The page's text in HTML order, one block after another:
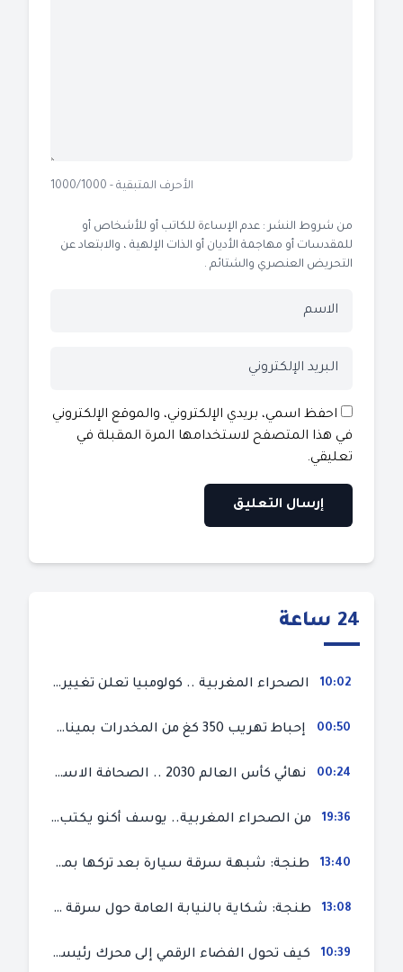
الأحرف المتبقية - 1000/1000
من شروط النشر : عدم الإساءة للكاتب أو للأشخاص أو
للمقدسات أو مهاجمة الأديان أو الذات الإلهية ، والابتعاد عن
التحريض العنصري والشتائم .
احفظ اسمي، بريدي الإلكتروني، والموقع الإلكتروني
في هذا المتصفح لاستخدامها المرة المقبلة في
تعليقي.
24 ساعة
10:02 الصحراء المغربية .. كولومبيا تعلن تغييرا في موقفها وتعترف بسيادة المغرب على صحرائه
00:50 إحباط تهريب 350 كغ من المخدرات بميناء طنجة المتوسط
00:24 نهائي كأس العالم 2030 .. الصحافة الاسبانية قلقة من حسم الملف لصالح المغرب و”تتهم رئيس الفيفا”
19:36 من الصحراء المغربية.. يوسف أكنو يكتب عن أزمة سبتة المحتلة ويؤكد ان الهجرة السرية ليست حلا وبناء الوطن هو الخيار الأفضل
13:40 طنجة: شبهة سرقة سيارة بعد تركها بمحل ميكانيك للإصلاح
13:08 طنجة: شكاية بالنيابة العامة حول سرقة سيارة تركها صاحبها بمحل ميكانيك للإصلاح
10:39 كيف تحول الفضاء الرقمي إلى محرك رئيسي لأحداث الهجرة في سبتة؟